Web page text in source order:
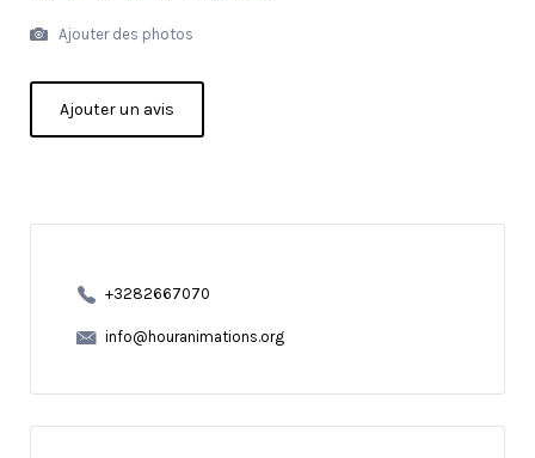
Ajouter des photos
Ajouter un avis
+3282667070
info@houranimations.org